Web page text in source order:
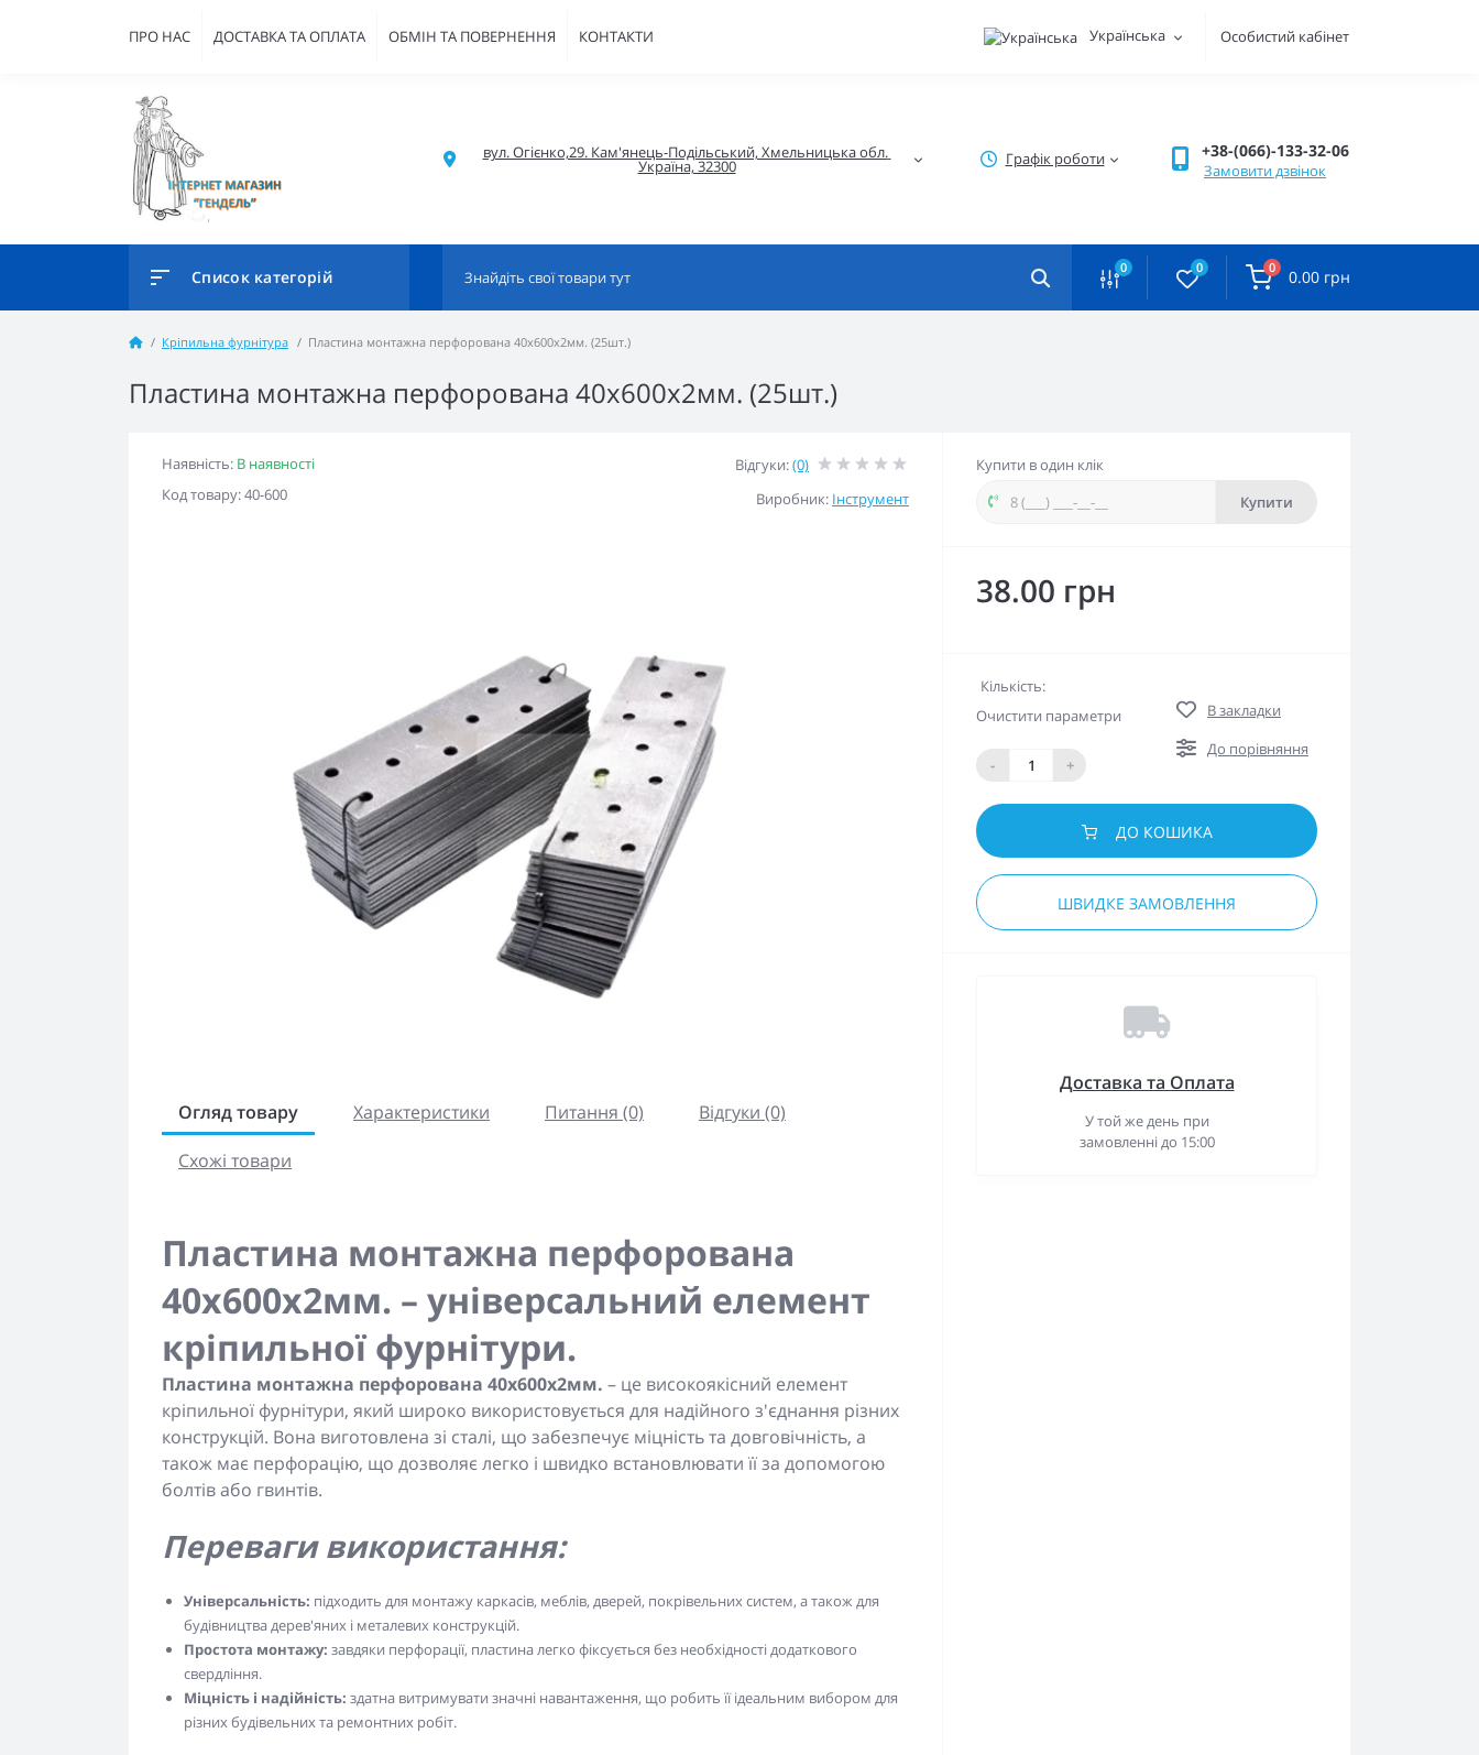
ПРО НАС ДОСТАВКА ТА ОПЛАТА ОБМІН ТА ПОВЕРНЕННЯ КОНТАКТИ Українська Особистий кабінет
вул. Огієнко,29. Кам'янець-Подільський, Хмельницька обл.
Україна, 32300 Графік роботи +38-(066)-133-32-06
Замовити дзвінок
Список категорій 0 0 0 0.00 грн
Кріпильна фурнітура Пластина монтажна перфорована 40x600x2мм. (25шт.)
Пластина монтажна перфорована 40x600x2мм. (25шт.)
Наявність: В наявності
Код товару: 40-600
Відгуки:(0)
Виробник: Інструмент
Огляд товару Характеристики Питання (0)
Відгуки (0)
Схожі товари
Пластина монтажна перфорована
40x600x2мм. – універсальний елемент
кріпильної фурнітури.
Пластина монтажна перфорована 40x600x2мм. – це високоякісний елемент
кріпильної фурнітури, який широко використовується для надійного з'єднання різних
конструкцій. Вона виготовлена зі сталі, що забезпечує міцність та довговічність, а
також має перфорацію, що дозволяє легко і швидко встановлювати її за допомогою
болтів або гвинтів.
Переваги використання:
Універсальність: підходить для монтажу каркасів, меблів, дверей, покрівельних систем, а також для
будівництва дерев'яних і металевих конструкцій.
Простота монтажу: завдяки перфорації, пластина легко фіксується без необхідності додаткового
свердління.
Міцність і надійність: здатна витримувати значні навантаження, що робить її ідеальним вибором для
різних будівельних та ремонтних робіт.
Купити в один клік
Купити
38.00 грн
Кількість:
Очистити параметри
- +
В закладки
До порівняння
ДО КОШИКА
ШВИДКЕ ЗАМОВЛЕННЯ
Доставка та Оплата
У той же день при
замовленні до 15:00